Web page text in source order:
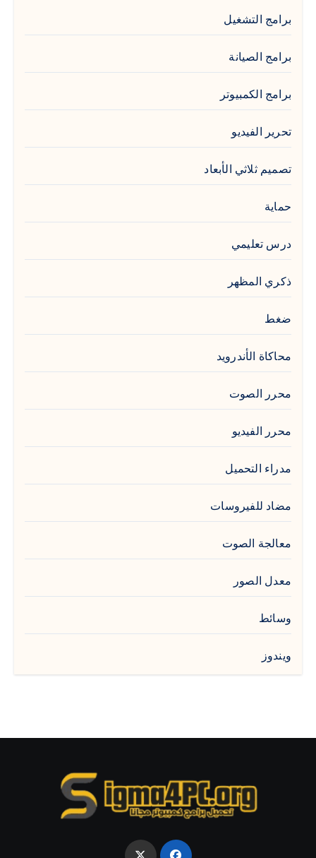
برامج التشغيل
برامج الصيانة
برامج الكمبيوتر
تحرير الفيديو
تصميم ثلاثي الأبعاد
حماية
درس تعليمي
ذكري المظهر
ضغط
محاكاة الأندرويد
محرر الصوت
محرر الفيديو
مدراء التحميل
مضاد للفيروسات
معالجة الصوت
معدل الصور
وسائط
ويندوز